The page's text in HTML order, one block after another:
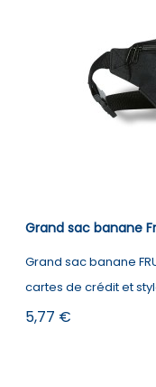
Grand sac banane
Grand sac banane
cartes de crédit et
Prix
5,77 €